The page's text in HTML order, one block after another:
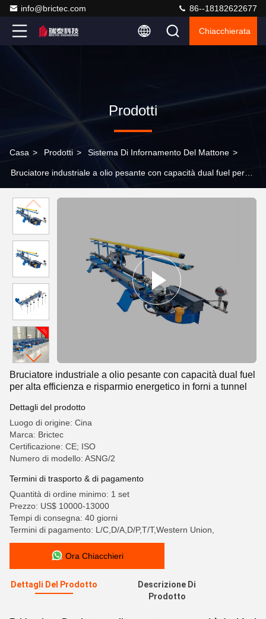
info@brictec.com 86--18182622677
Chiacchierata
Prodotti
Casa > Prodotti > Sistema Di Infornamento Del Mattone >
Bruciatore industriale a olio pesante con capacità dual fuel per
Bruciatore industriale a olio pesante con capacità dual fuel
per alta efficienza e risparmio energetico in forni a tunnel
Dettagli del prodotto
Luogo di origine: Cina
Marca: Brictec
Certificazione: CE; ISO
Numero di modello: ASNG/2
Termini di trasporto & di pagamento
Quantità di ordine minimo: 1 set
Prezzo: US$ 10000-13000
Tempi di consegna: 40 giorni
Termini di pagamento: L/C,D/A,D/P,T/T,Western Union,
Ora Chiacchieri
Dettagli Del Prodotto
Descrizione Di
Prodotto